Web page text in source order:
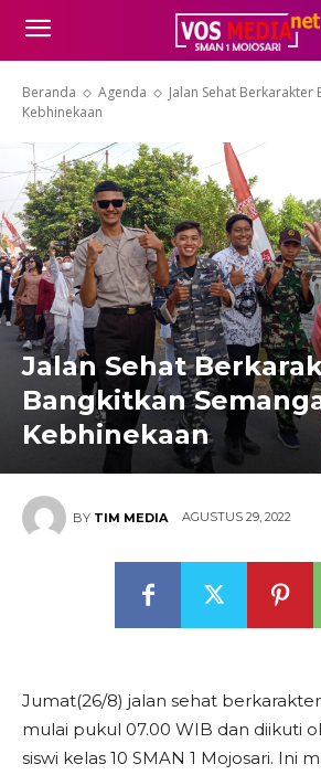
Beranda Agenda
Jalan Sehat Berkarakter
Kebhinekaan
Jalan Sehat
Bangkitkan
Kebhinekaan
BY TIM MEDIA AGUSTUS 29, 2022
Jumat(26/8) jalan sehat
mulai pukul 07.00 WIB dan diikuti
siswi kelas 10 SMAN 1 Mojosari. Ini